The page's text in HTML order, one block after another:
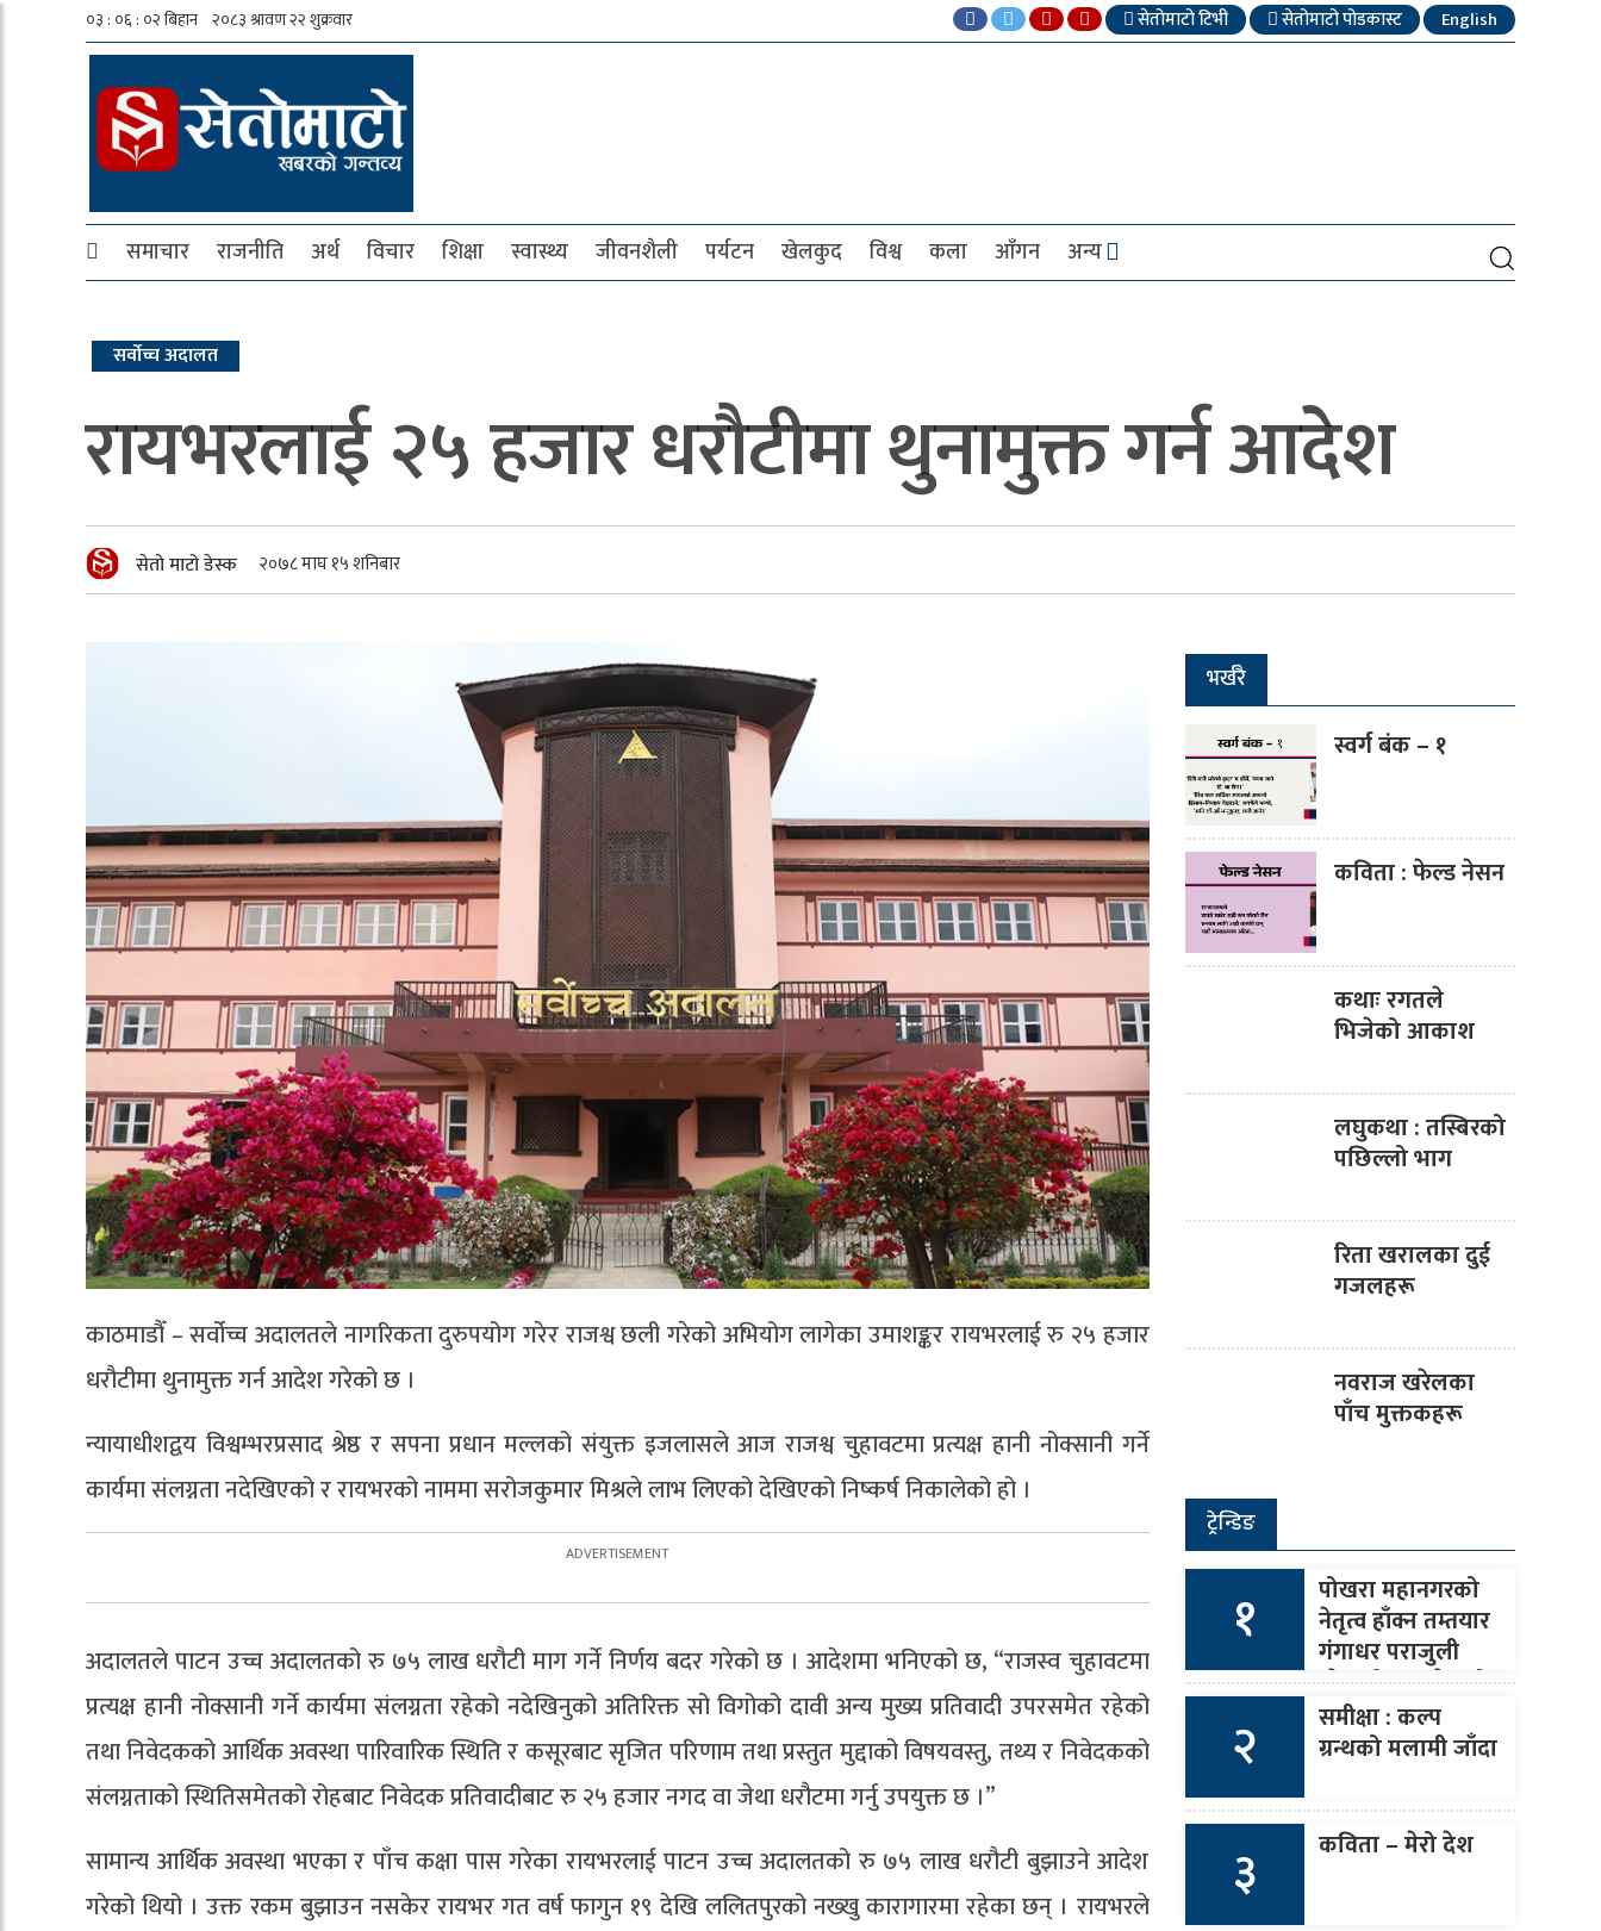
सेतोमाटो टिभी सेतोमाटो पोडकास्ट English
समाचार राजनीति अर्थ विचार शिक्षा स्वास्थ्य जीवनशैली पर्यटन खेलकुद विश्व कला आँगन अन्य
सर्वोच्च अदालत
रायभरलाई २५ हजार धरौटीमा थुनामुक्त गर्न आदेश
सेतो माटो डेस्क २०७८ माघ १५ शनिबार
काठमाडौँ – सर्वोच्च अदालतले नागरिकता दुरुपयोग गरेर राजश्व छली गरेको अभियोग लागेका उमाशङ्कर रायभरलाई रु २५ हजार
धरौटीमा थुनामुक्त गर्न आदेश गरेको छ ।
न्यायाधीशद्वय विश्वम्भरप्रसाद श्रेष्ठ र सपना प्रधान मल्लको संयुक्त इजलासले आज राजश्व चुहावटमा प्रत्यक्ष हानी नोक्सानी गर्ने
कार्यमा संलग्नता नदेखिएको र रायभरको नाममा सरोजकुमार मिश्रले लाभ लिएको देखिएको निष्कर्ष निकालेको हो ।
अदालतले पाटन उच्च अदालतको रु ७५ लाख धरौटी माग गर्ने निर्णय बदर गरेको छ । आदेशमा भनिएको छ, “राजस्व चुहावटमा
प्रत्यक्ष हानी नोक्सानी गर्ने कार्यमा संलग्नता रहेको नदेखिनुको अतिरिक्त सो विगोको दावी अन्य मुख्य प्रतिवादी उपरसमेत रहेको
तथा निवेदकको आर्थिक अवस्था पारिवारिक स्थिति र कसूरबाट सृजित परिणाम तथा प्रस्तुत मुद्दाको विषयवस्तु, तथ्य र निवेदकको
संलग्नताको स्थितिसमेतको रोहबाट निवेदक प्रतिवादीबाट रु २५ हजार नगद वा जेथा धरौटमा गर्नु उपयुक्त छ ।”
सामान्य आर्थिक अवस्था भएका र पाँच कक्षा पास गरेका रायभरलाई पाटन उच्च अदालतको रु ७५ लाख धरौटी बुझाउने आदेश
गरेको थियो । उक्त रकम बुझाउन नसकेर रायभर गत वर्ष फागुन १९ देखि ललितपुरको नख्खु कारागारमा रहेका छन् । रायभरले
भर्खरै
स्वर्ग बंक – १
कविता : फेल्ड नेसन
कथाः रगतले
भिजेको आकाश
लघुकथा : तस्बिरको
पछिल्लो भाग
रिता खरालका दुई
गजलहरू
नवराज खरेलका
पाँच मुक्तकहरू
ट्रेन्डिङ
१ पोखरा महानगरको
नेतृत्व हाँक्न तम्तयार
गंगाधर पराजुली
(नेपाली कांङ्ग्रेसको
आसन्न १४औँ
महाधिवेशन)
२ समीक्षा : कल्प
ग्रन्थको मलामी जाँदा
३ कविता – मेरो देश